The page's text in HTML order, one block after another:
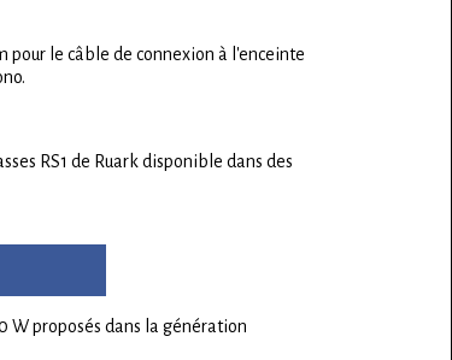
le câble de connexion à l'enceinte
RS1 de Ruark disponible dans des
W proposés dans la génération